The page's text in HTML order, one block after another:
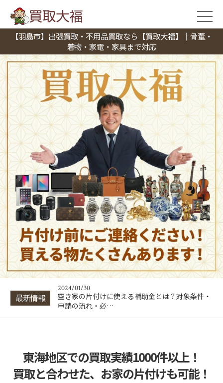
【羽島市】出張買取・不用品買取なら【買取大福】｜骨董・
着物・家電・家具まで対応
最新情報
2024/01/30
出張買取はトラブルが多い？悪徳業者の見分け方
と回避・対処法…
2024/01/30
片付け業者の費用相場は？間取り別の料金目安と
業者選びのポイ…
2024/01/30
空き家の片付けに使える補助金とは？対象条件・
申請の流れ・必…
片付け業者の費用相場は？間取り別の料金目安と
業者選びのポイ…
東海地区での買取実績1000件以上！
買取と合わせた、お家の片付けも可能！